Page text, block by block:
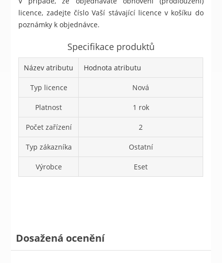
licence, zadejte číslo Vaší stávající licence v košíku do
poznámky k objednávce.
Specifikace produktů
Název atributu Hodnota atributu
Typ licence Nová
Platnost 1 rok
Počet zařízení 2
Typ zákazníka Ostatní
Výrobce Eset
Dosažená ocenění